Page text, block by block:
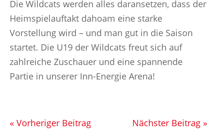
Die Wildcats werden alles daransetzen, dass der
Heimspielauftakt dahoam eine starke
Vorstellung wird – und man gut in die Saison
startet. Die U19 der Wildcats freut sich auf
zahlreiche Zuschauer und eine spannende
Partie in unserer Inn-Energie Arena!
« Vorheriger Beitrag Nächster Beitrag »